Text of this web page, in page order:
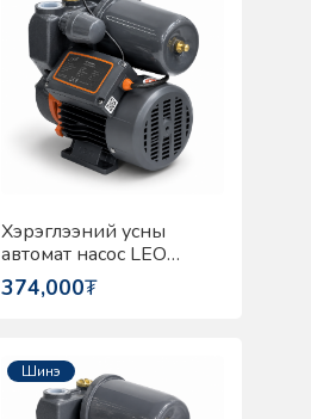
Хэрэглээний усны
автомат насос LEO
APSm25AT
374,000₮
Шинэ